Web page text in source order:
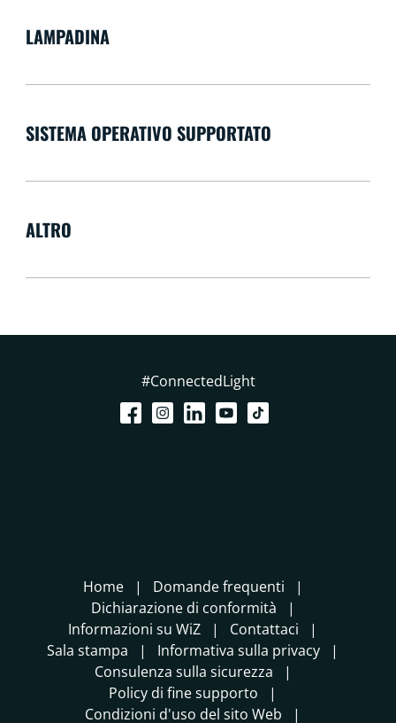
LAMPADINA
SISTEMA OPERATIVO SUPPORTATO
ALTRO
#ConnectedLight
Home
Domande frequenti
Dichiarazione di conformità
Informazioni su WiZ
Contattaci
Sala stampa
Informativa sulla privacy
Consulenza sulla sicurezza
Policy di fine supporto
Condizioni d'uso del sito Web